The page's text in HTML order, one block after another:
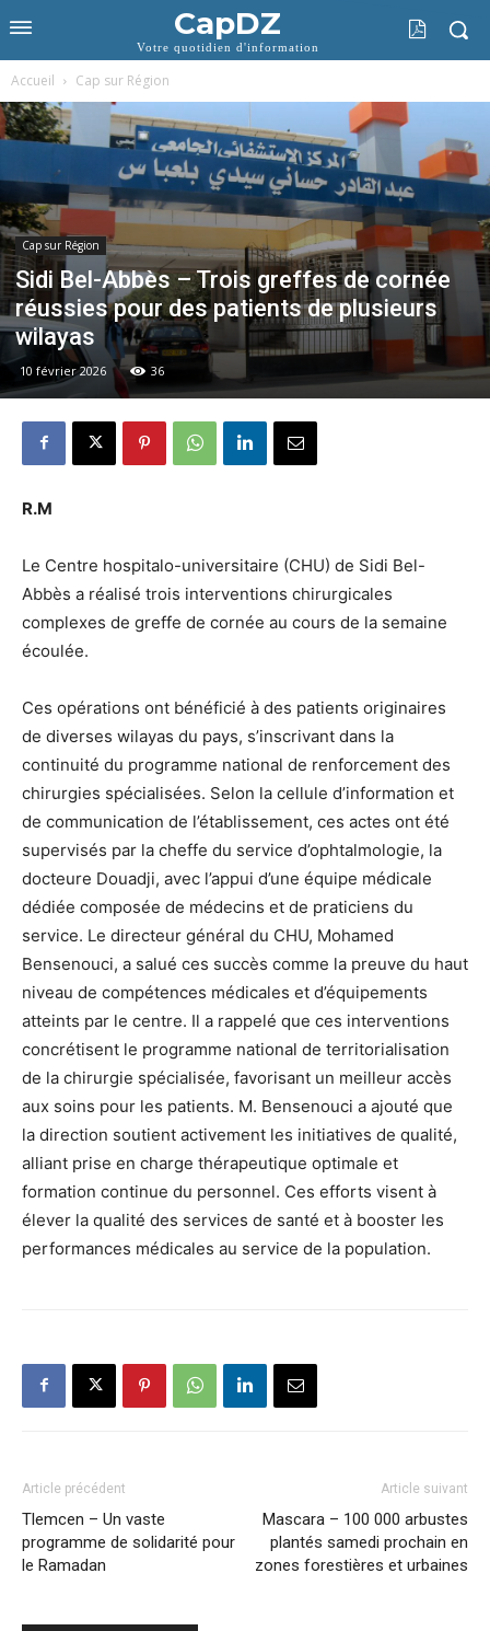
CapDZ
Votre quotidien d'information
Accueil Cap sur Région
Cap sur Région
Sidi Bel-Abbès – Trois greffes de cornée
réussies pour des patients de plusieurs
wilayas
10 février 2026 36
R.M
Le Centre hospitalo-universitaire (CHU) de Sidi Bel-
Abbès a réalisé trois interventions chirurgicales
complexes de greffe de cornée au cours de la semaine
écoulée.
Ces opérations ont bénéficié à des patients originaires
de diverses wilayas du pays, s’inscrivant dans la
continuité du programme national de renforcement des
chirurgies spécialisées. Selon la cellule d’information et
de communication de l’établissement, ces actes ont été
supervisés par la cheffe du service d’ophtalmologie, la
docteure Douadji, avec l’appui d’une équipe médicale
dédiée composée de médecins et de praticiens du
service. Le directeur général du CHU, Mohamed
Bensenouci, a salué ces succès comme la preuve du haut
niveau de compétences médicales et d’équipements
atteints par le centre. Il a rappelé que ces interventions
concrétisent le programme national de territorialisation
de la chirurgie spécialisée, favorisant un meilleur accès
aux soins pour les patients. M. Bensenouci a ajouté que
la direction soutient activement les initiatives de qualité,
alliant prise en charge thérapeutique optimale et
formation continue du personnel. Ces efforts visent à
élever la qualité des services de santé et à booster les
performances médicales au service de la population.
Article précédent
Tlemcen – Un vaste
programme de solidarité pour
le Ramadan
Article suivant
Mascara – 100 000 arbustes
plantés samedi prochain en
zones forestières et urbaines